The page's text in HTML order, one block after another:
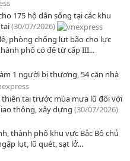
175 hộ dân sống tại các khu
(30/07/2026)
phòng chống lụt bão cho lực
phố có đê từ cấp III...
1 người bị thương, 54 căn nhà
tai trước mùa mưa lũ đối với
thông, xây dựng (30/07/2026)
thành phố khu vực Bắc Bộ chủ
lụt, lũ quét, sạt lở...